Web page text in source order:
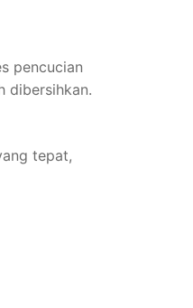
pencucian
dibersihkan.
tepat,